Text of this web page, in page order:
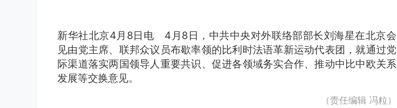
新华社北京4月8日电 4月8日，中共中央对外联络部部长刘海星在北京会
见由党主席、联邦众议员布歇率领的比利时法语革新运动代表团，就通过党
际渠道落实两国领导人重要共识、促进各领域务实合作、推动中比中欧关系
发展等交换意见。
（责任编辑 冯粒）